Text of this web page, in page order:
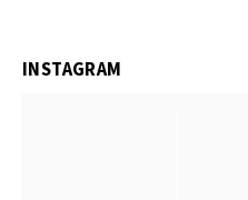
INSTAGRAM